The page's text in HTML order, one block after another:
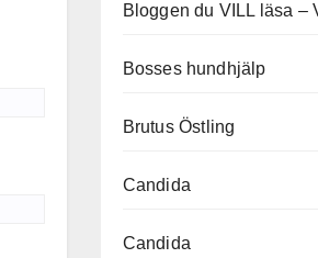
Bloggen du VILL läsa –
Bosses hundhjälp
Brutus Östling
Candida
Candida